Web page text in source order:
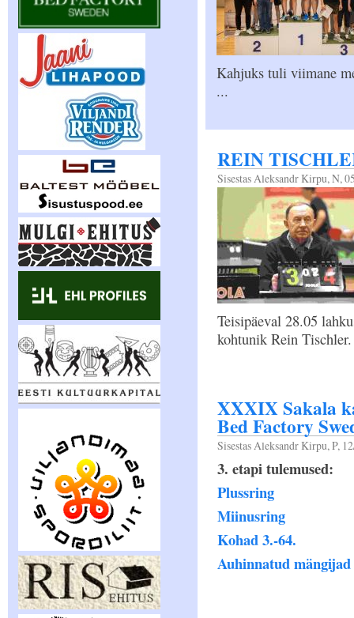
Kahjuks tuli viimane
...
REIN
SisestasAleksandr Kirpu, N,
Teisipäeval 28.05
kohtunik Rein Tischler.
XXXIX Sakala
Bed Factory
SisestasAleksandr Kirpu, P,
3. etapi tulemused:
Plussring
Miinusring
Kohad 3.-64.
Auhinnatud mängijad